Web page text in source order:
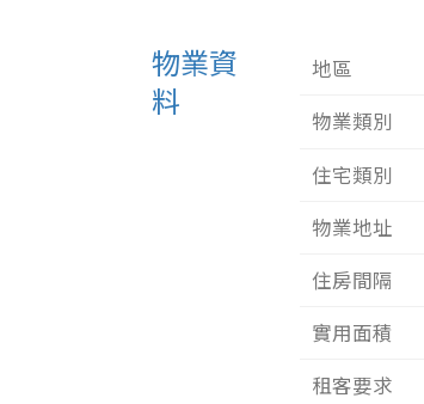
物業資
料
地區
物業類別
住宅類別
物業地址
住房間隔
實用面積
租客要求